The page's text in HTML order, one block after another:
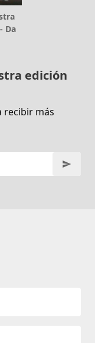
Da
edición
recibir más